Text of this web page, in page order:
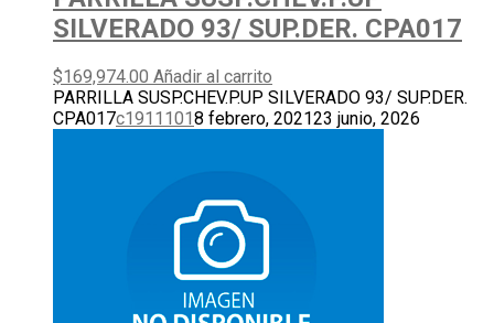
SILVERADO 93/ SUP.DER. CPA017
$169,974.00 Añadir al carrito
PARRILLA SUSP.CHEV.P.UP SILVERADO 93/ SUP.DER.
CPA017c19111018 febrero, 202123 junio, 2026